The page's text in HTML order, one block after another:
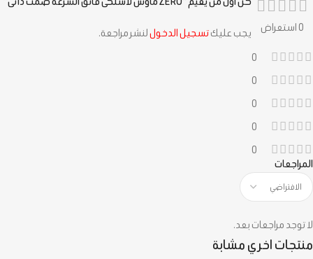
0 استعراض
0
0
0
0
0
المراجعات
لا توجد مراجعات بعد.
يجب عليكتسجيل الدخوللنشر مراجعة.
منتجات اخري مشابة